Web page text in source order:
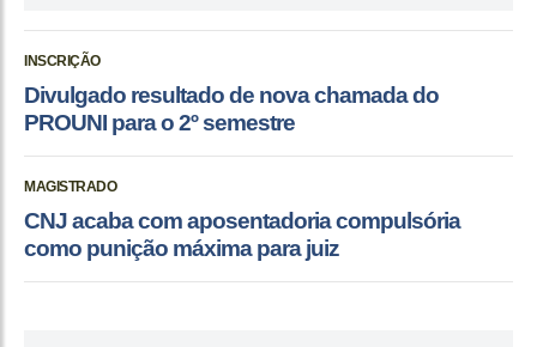
INSCRIÇÃO
Divulgado resultado de nova chamada do
PROUNI para o 2º semestre
MAGISTRADO
CNJ acaba com aposentadoria compulsória
como punição máxima para juiz